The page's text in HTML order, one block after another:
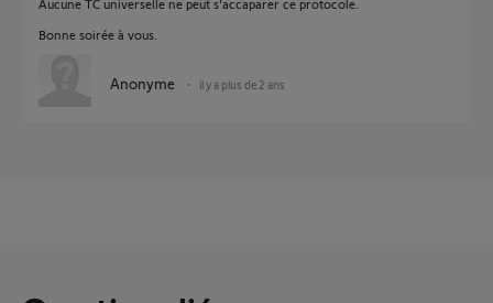
Aucune TC universelle ne peut s'accaparer ce protocole.
Bonne soirée à vous.
Anonyme il y a plus de 2 ans